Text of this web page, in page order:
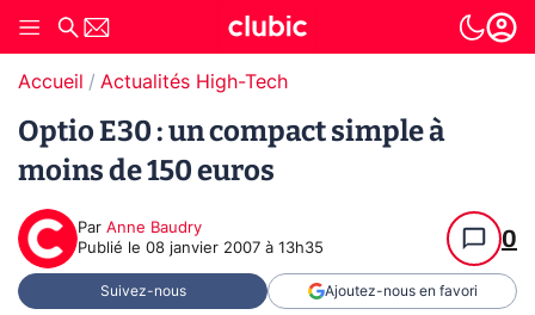
Accueil Actualités High-Tech
Optio E30 : un compact simple à
moins de 150 euros
Par Anne Baudry
Publié le 08 janvier 2007 à 13h35 0
Suivez-nous Ajoutez-nous en favori